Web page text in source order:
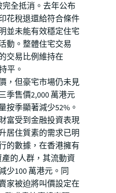
全抵消。去年公布
花稅退還給符合條件
並未能有效穩定住宅
動。整體住宅交易
交易比例維持在
平。
，但豪宅市場仍未見
季售價2,000 萬港元
按季顯著減少52%。
富受到金融投資表現
居住質素的需求已明
的數據，在香港擁有
的人群，其流動資
少100 萬港元。同
家被迫將叫價設定在